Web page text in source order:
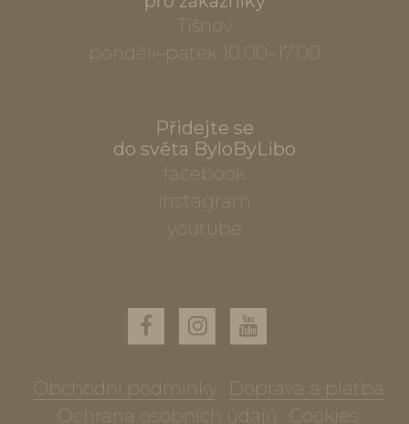
Tišnov
pondělí–pátek 10.00–17.00
Přidejte se
do světa ByloByLibo
facebook
instagram
youtube
Obchodní podmínky
Doprava a platba
Ochrana osobních údajů
Cookies